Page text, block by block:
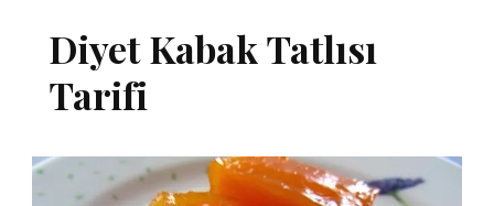
Diyet Kabak Tatlısı
Tarifi